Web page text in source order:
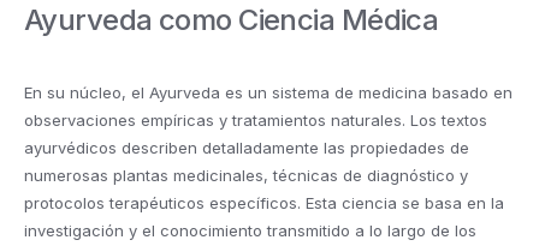
Ayurveda como Ciencia Médica
En su núcleo, el Ayurveda es un sistema de medicina basado en
observaciones empíricas y tratamientos naturales. Los textos
ayurvédicos describen detalladamente las propiedades de
numerosas plantas medicinales, técnicas de diagnóstico y
protocolos terapéuticos específicos. Esta ciencia se basa en la
investigación y el conocimiento transmitido a lo largo de los